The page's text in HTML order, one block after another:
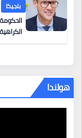
بلجيكا
هولندا